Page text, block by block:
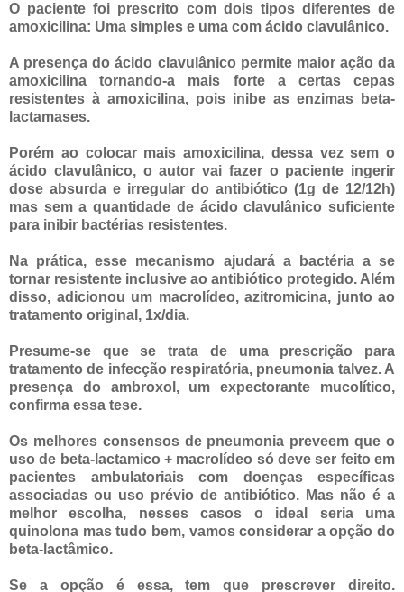
O paciente foi prescrito com dois tipos diferentes de
amoxicilina: Uma simples e uma com ácido clavulânico.
A presença do ácido clavulânico permite maior ação da
amoxicilina tornando-a mais forte a certas cepas
resistentes à amoxicilina, pois inibe as enzimas beta-
lactamases.
Porém ao colocar mais amoxicilina, dessa vez sem o
ácido clavulânico, o autor vai fazer o paciente ingerir
dose absurda e irregular do antibiótico (1g de 12/12h)
mas sem a quantidade de ácido clavulânico suficiente
para inibir bactérias resistentes.
Na prática, esse mecanismo ajudará a bactéria a se
tornar resistente inclusive ao antibiótico protegido. Além
disso, adicionou um macrolídeo, azitromicina, junto ao
tratamento original, 1x/dia.
Presume-se que se trata de uma prescrição para
tratamento de infecção respiratória, pneumonia talvez. A
presença do ambroxol, um expectorante mucolítico,
confirma essa tese.
Os melhores consensos de pneumonia preveem que o
uso de beta-lactamico + macrolídeo só deve ser feito em
pacientes ambulatoriais com doenças específicas
associadas ou uso prévio de antibiótico. Mas não é a
melhor escolha, nesses casos o ideal seria uma
quinolona mas tudo bem, vamos considerar a opção do
beta-lactâmico.
Se a opção é essa, tem que prescrever direito.